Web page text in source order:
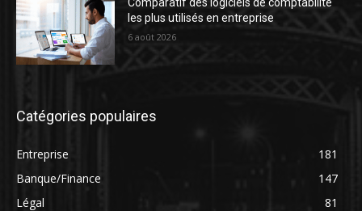
les plus utilisés en entreprise
6 août 2026
Catégories populaires
Entreprise
181
Banque/Finance
147
Légal
81